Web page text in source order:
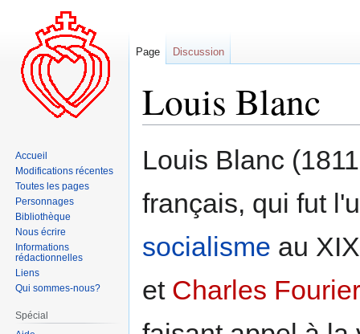
Louis Blanc
à
navigation
à
recherche
Louis Blanc
français, qui fut
socialisme au
et Charles Fourier
Page Discussion
Accueil
Modifications récentes
Toutes les pages
Personnages
Bibliothèque
Nous écrire
Informations
rédactionnelles
Liens
Qui sommes-nous?
Spécial